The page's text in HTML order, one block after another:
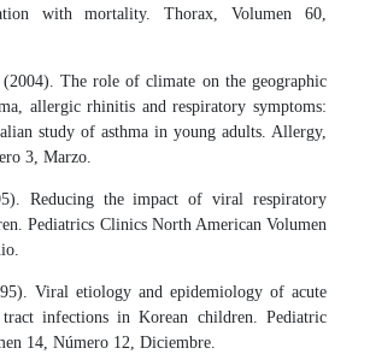
with mortality. Thorax, Volumen 60,
The role of climate on the geographic
allergic rhinitis and respiratory symptoms:
study of asthma in young adults. Allergy,
3, Marzo.
Reducing the impact of viral respiratory
Pediatrics Clinics North American Volumen
Viral etiology and epidemiology of acute
infections in Korean children. Pediatric
14, Número 12, Diciembre.